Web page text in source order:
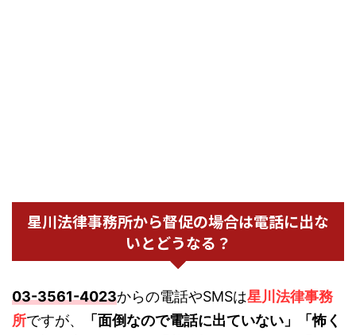
星川法律事務所から督促の場合は電話に出な
いとどうなる？
03-3561-4023からの電話やSMSは星川法律事務
所ですが、
「面倒なので電話に出ていない」「怖く